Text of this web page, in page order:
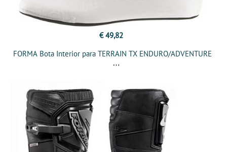
€ 49,82
FORMA Bota Interior para TERRAIN TX ENDURO/ADVENTURE